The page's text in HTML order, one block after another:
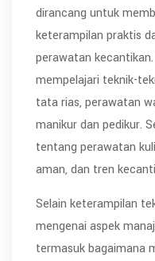
dirancang untuk
keterampilan praktis
perawatan
mempelajari teknik-
tata rias, perawatan
manikur dan pedikur.
tentang perawatan
aman, dan tren
Selain keterampilan
mengenai aspek
termasuk bagaimana